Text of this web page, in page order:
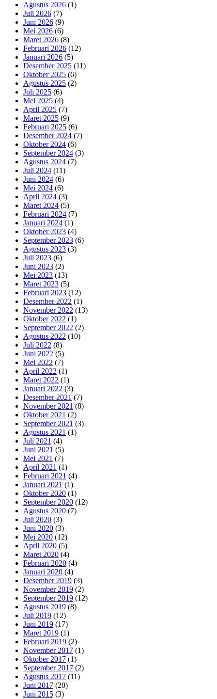
Agustus 2026 (1)
Juli 2026 (7)
Juni 2026 (9)
Mei 2026 (6)
Maret 2026 (8)
Februari 2026 (12)
Januari 2026 (5)
Desember 2025 (11)
Oktober 2025 (6)
Agustus 2025 (2)
Juli 2025 (6)
Mei 2025 (4)
April 2025 (7)
Maret 2025 (9)
Februari 2025 (6)
Desember 2024 (7)
Oktober 2024 (6)
September 2024 (3)
Agustus 2024 (7)
Juli 2024 (11)
Juni 2024 (6)
Mei 2024 (6)
April 2024 (3)
Maret 2024 (5)
Februari 2024 (7)
Januari 2024 (1)
Oktober 2023 (4)
September 2023 (6)
Agustus 2023 (3)
Juli 2023 (6)
Juni 2023 (2)
Mei 2023 (13)
Maret 2023 (5)
Februari 2023 (12)
Desember 2022 (1)
November 2022 (13)
Oktober 2022 (1)
September 2022 (2)
Agustus 2022 (10)
Juli 2022 (8)
Juni 2022 (5)
Mei 2022 (7)
April 2022 (1)
Maret 2022 (1)
Januari 2022 (3)
Desember 2021 (7)
November 2021 (8)
Oktober 2021 (2)
September 2021 (3)
Agustus 2021 (1)
Juli 2021 (4)
Juni 2021 (5)
Mei 2021 (7)
April 2021 (1)
Februari 2021 (4)
Januari 2021 (1)
Oktober 2020 (1)
September 2020 (12)
Agustus 2020 (7)
Juli 2020 (3)
Juni 2020 (3)
Mei 2020 (12)
April 2020 (5)
Maret 2020 (4)
Februari 2020 (4)
Januari 2020 (4)
Desember 2019 (3)
November 2019 (2)
September 2019 (12)
Agustus 2019 (8)
Juli 2019 (12)
Juni 2019 (17)
Maret 2019 (1)
Februari 2019 (2)
November 2017 (1)
Oktober 2017 (1)
September 2017 (2)
Agustus 2017 (11)
Juni 2017 (20)
Juni 2015 (3)